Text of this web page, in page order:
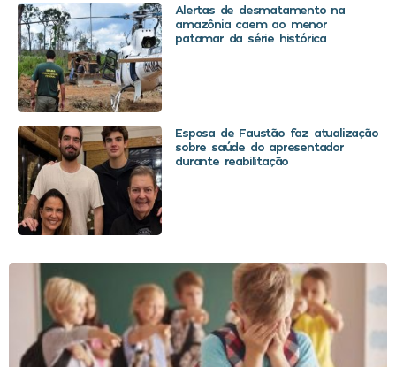
Alertas de desmatamento na
amazônia caem ao menor
patamar da série histórica
Esposa de Faustão faz atualização
sobre saúde do apresentador
durante reabilitação